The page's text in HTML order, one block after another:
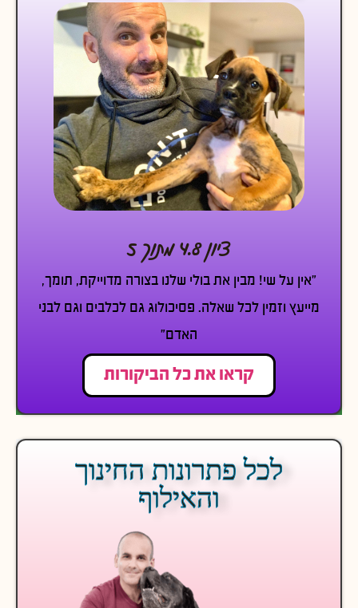
ציון 4.8 מתוך 5
״אין על שי! מבין את בולי שלנו בצורה מדוייקת, תומך,
מייעץ וזמין לכל שאלה. פסיכולוג גם לכלבים וגם לבני
האדם״
קראו את כל הביקורות
לכל פתרונות החינוך
והאילוף